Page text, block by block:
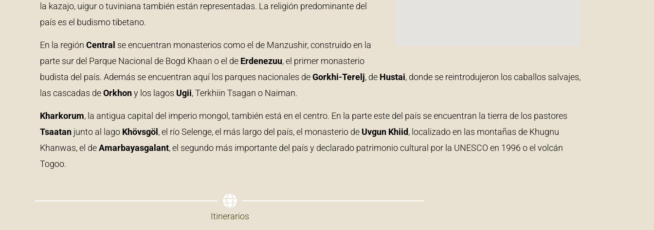
la kazajo, uigur o tuviniana también están representadas. La religión predominante del
país es el budismo tibetano.
En la región Central se encuentran monasterios como el de Manzushir, construido en la
parte sur del Parque Nacional de Bogd Khaan o el de Erdenezuu, el primer monasterio
budista del país. Además se encuentran aquí los parques nacionales deGorkhi-Terelj, de Hustai, donde se reintrodujeron los caballos salvajes,
las cascadas deOrkhony los lagos Ugii, Terkhiin Tsagan o Naiman.
Kharkorum, la antigua capital del imperio mongol, también está en el centro. En la parte este del país se encuentran la tierra de los pastores
Tsaatan junto al lago Khövsgöl , el río Selenge, el más largo del país, el monasterio de Uvgun Khiid, localizado en las montañas de Khugnu
Khanwas, el deAmarbayasgalant, el segundo más importante del país y declarado patrimonio cultural por la UNESCO en 1996 o el volcán
Togoo.
Itinerarios